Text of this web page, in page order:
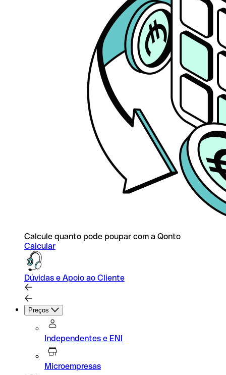
Calcule quanto pode poupar com a Qonto
Calcular
Dúvidas e Apoio ao Cliente
Preços
Independentes e ENI
Microempresas